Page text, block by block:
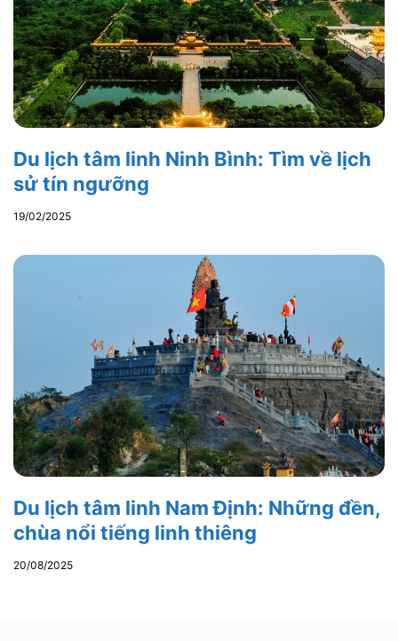
Du lịch tâm linh Ninh Bình: Tìm về lịch
sử tín ngưỡng
19/02/2025
Du lịch tâm linh Nam Định: Những đền,
chùa nổi tiếng linh thiêng
20/08/2025